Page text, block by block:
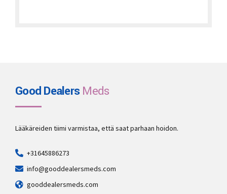
Good DealersMeds
Lääkäreiden tiimi varmistaa, että saat parhaan hoidon.
+31645886273
info@gooddealersmeds.com
gooddealersmeds.com